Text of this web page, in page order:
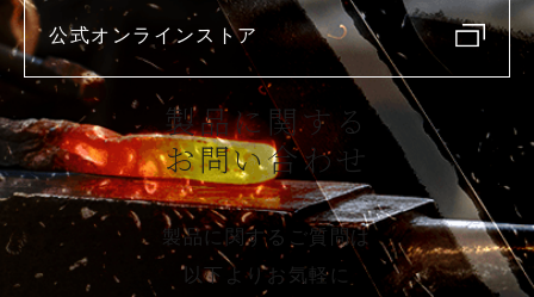
公式オンラインストア
製品に関する
お問い合わせ
製品に関するご質問は
以下よりお気軽に